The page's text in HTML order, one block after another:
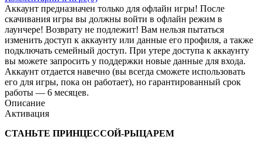
Аккаунт предназначен только для офлайн игры! После
скачивания игры вы должны войти в офлайн режим в
лаунчере! Возврату не подлежит! Вам нельзя пытаться
изменить доступ к аккаунту или данные его профиля, а также
подключать семейный доступ. При утере доступа к аккаунту
вы можете запросить у поддержки новые данные для входа.
Аккаунт отдается навечно (вы всегда сможете использовать
его для игры, пока он работает), но гарантированный срок
работы — 6 месяцев.
Описание
Активация
СТАНЬТЕ ПРИНЦЕССОЙ-РЫЦАРЕМ